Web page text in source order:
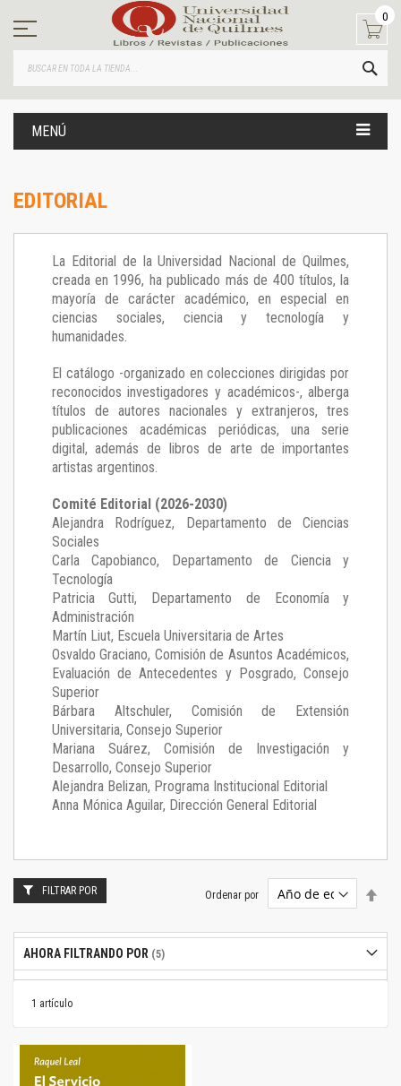
contenido
0
MENÚ
EDITORIAL
La Editorial de la Universidad Nacional de Quilmes,
creada en 1996, ha publicado más de 400 títulos, la
mayoría de carácter académico, en especial en
ciencias sociales, ciencia y tecnología y
humanidades.
El catálogo -organizado en colecciones dirigidas por
reconocidos investigadores y académicos-, alberga
títulos de autores nacionales y extranjeros, tres
publicaciones académicas periódicas, una serie
digital, además de libros de arte de importantes
artistas argentinos.
Comité Editorial (2026-2030)
Alejandra Rodríguez, Departamento de Ciencias
Sociales
Carla Capobianco, Departamento de Ciencia y
Tecnología
Patricia Gutti, Departamento de Economía y
Administración
Martín Liut, Escuela Universitaria de Artes
Osvaldo Graciano, Comisión de Asuntos Académicos,
Evaluación de Antecedentes y Posgrado, Consejo
Superior
Bárbara Altschuler, Comisión de Extensión
Universitaria, Consejo Superior
Mariana Suárez, Comisión de Investigación y
Desarrollo, Consejo Superior
Alejandra Belizan, Programa Institucional Editorial
Anna Mónica Aguilar, Dirección General Editorial
1 artículo
Ordenar por
FILTRAR POR
AHORA FILTRANDO POR